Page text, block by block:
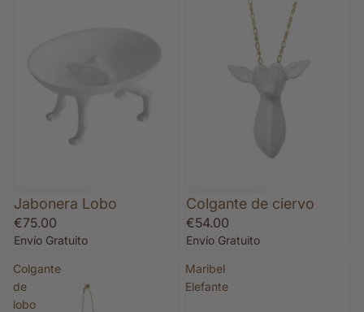
Jabonera Lobo
€75.00
Envío Gratuito
Colgante de ciervo
€54.00
Envío Gratuito
Colgante
de
lobo
Maribel
Elefante